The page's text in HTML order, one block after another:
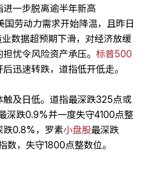
进一步脱离逾半年新高
国劳动力需求开始降温，且昨日
数据超预期下滑，对经济放缓
忧令风险资产承压。 标普500
迅速转跌，道指低开低走。
触及日低。道指最深跌325点或
深跌0.9%并一度失守4100点整
跌0.8%，罗素小盘股最深跌
数，失守1800点整数位。